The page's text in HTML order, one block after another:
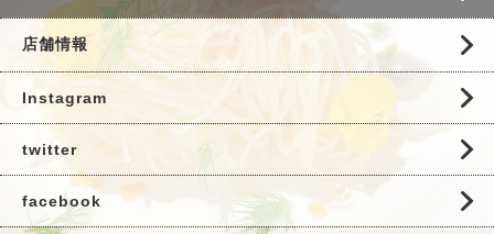
店舗情報
Instagram
twitter
facebook